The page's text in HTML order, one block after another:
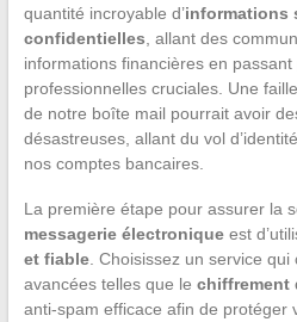
quantité incroyable d’informations
confidentielles , allant des
informations financières en
professionnelles cruciales. Une
de notre boîte mail pourrait avoir
désastreuses, allant du vol
nos comptes bancaires.
La première étape pour assurer la
messagerie électroniqueest
et fiable. Choisissez un service
avancées telles que le chiffrement
anti-spam efficace afin de protéger